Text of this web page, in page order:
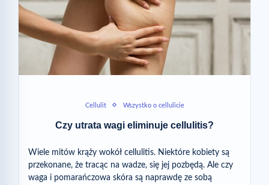
Cellulit Wszystko o cellulicie
Czy utrata wagi eliminuje cellulitis?
Wiele mitów krąży wokół cellulitis. Niektóre kobiety są
przekonane, że tracąc na wadze, się jej pozbędą. Ale czy
waga i pomarańczowa skóra są naprawdę ze sobą